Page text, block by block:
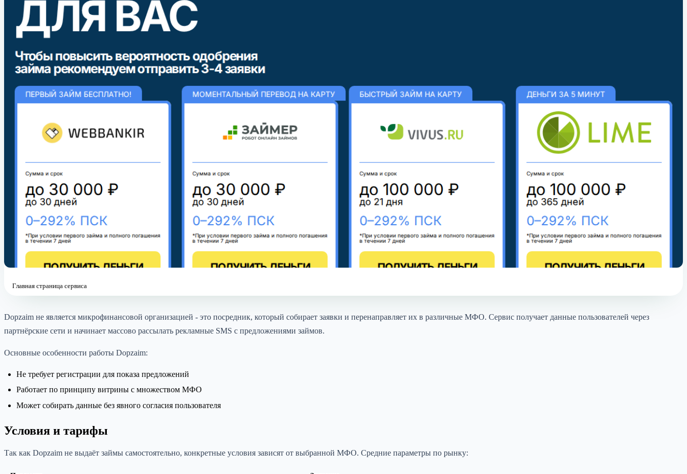
Главная страница сервиса
Dopzaim не является микрофинансовой организацией - это посредник, который собирает заявки и перенаправляет их в различные МФО. Сервис получает данные пользователей через
партнёрские сети и начинает массово рассылать рекламные SMS с предложениями займов.
Основные особенности работы Dopzaim:
Не требует регистрации для показа предложений
Работает по принципу витрины с множеством МФО
Может собирать данные без явного согласия пользователя
Условия и тарифы
Так как Dopzaim не выдаёт займы самостоятельно, конкретные условия зависят от выбранной МФО. Средние параметры по рынку: